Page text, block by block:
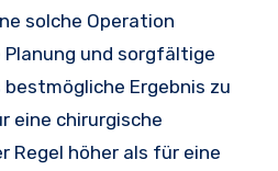
solche Operation
und sorgfältige
Ergebnis zu
eine chirurgische
Regel höher als für eine